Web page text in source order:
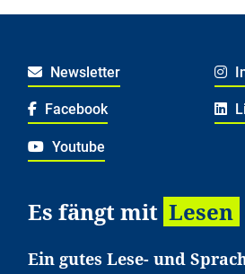
Newsletter
Facebook
Youtube
Es fängt mit Lesen
Ein gutes Lese- und